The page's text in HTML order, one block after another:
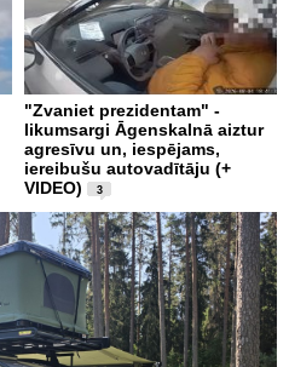
"Zvaniet prezidentam" -
likumsargi Āgenskalnā aiztur
agresīvu un, iespējams,
iereibušu autovadītāju (+
VIDEO)
3